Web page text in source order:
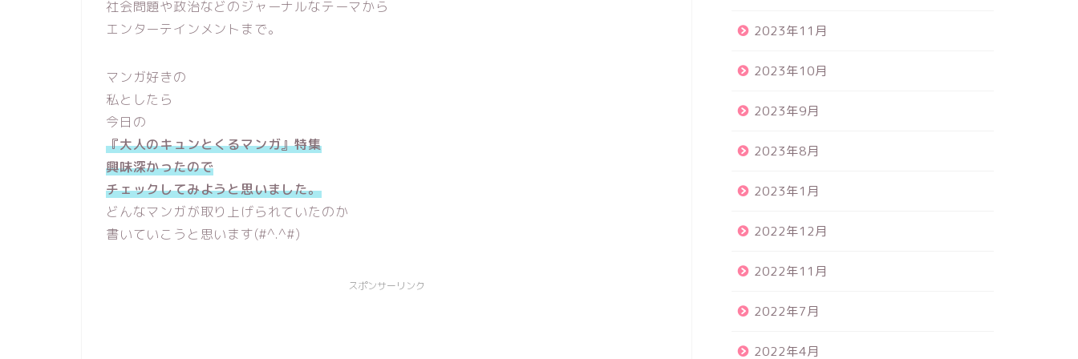
社会問題や政治などのジャーナルなテーマから
エンターテインメントまで。
マンガ好きの
私としたら
今日の
『大人のキュンとくるマンガ』特集
興味深かったので
チェックしてみようと思いました。
どんなマンガが取り上げられていたのか
書いていこうと思います(#^.^#)
スポンサーリンク
2023年11月
2023年10月
2023年9月
2023年8月
2023年1月
2022年12月
2022年11月
2022年7月
2022年4月